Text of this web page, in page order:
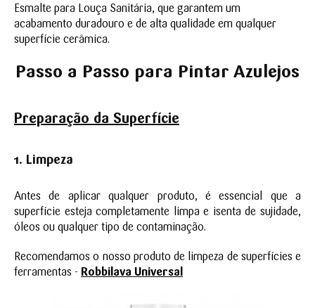
Esmalte para Louça Sanitária, que garantem um
acabamento duradouro e de alta qualidade em qualquer
superfície cerâmica.
Passo a Passo para Pintar Azulejos
Preparação da Superfície
1. Limpeza
Antes de aplicar qualquer produto, é essencial que a
superfície esteja completamente limpa e isenta de sujidade,
óleos ou qualquer tipo de contaminação.
Recomendamos o nosso produto de limpeza de superfícies e
ferramentas - Robbilava Universal